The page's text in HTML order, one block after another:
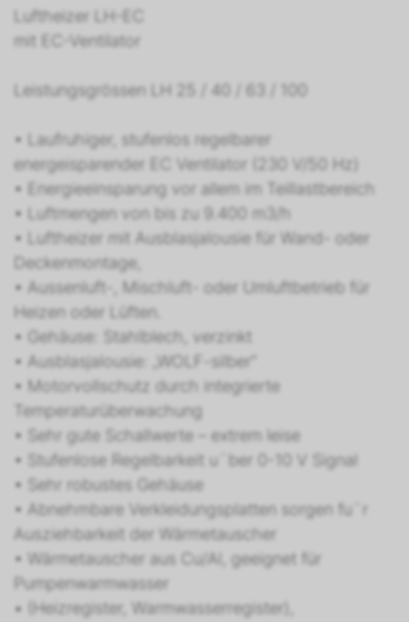
Luftheizer LH-EC
mit EC-Ventilator
Leistungsgrössen LH 25 / 40 / 63 / 100
• Laufruhiger, stufenlos regelbarer
energeisparender EC Ventilator (230 V/50 Hz)
• Energieeinsparung vor allem im Teillastbereich
• Luftmengen von bis zu 9.400 m3/h
• Luftheizer mit Ausblasjalousie für Wand- oder
Deckenmontage,
• Aussenluft-, Mischluft- oder Umluftbetrieb für
Heizen oder Lüften.
• Gehäuse: Stahlblech, verzinkt
• Ausblasjalousie: „WOLF-silber“
• Motorvollschutz durch integrierte
Temperaturüberwachung
• Sehr gute Schallwerte – extrem leise
• Stufenlose Regelbarkeit u¨ber 0-10 V Signal
• Sehr robustes Gehäuse
• Abnehmbare Verkleidungsplatten sorgen fu¨r
Ausziehbarkeit der Wärmetauscher
• Wärmetauscher aus Cu/Al, geeignet für
Pumpenwarmwasser
• (Heizregister, Warmwasserregister),